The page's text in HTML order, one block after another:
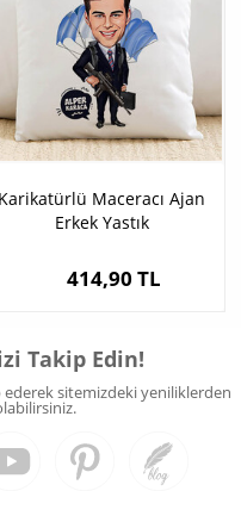
Karikatürlü Maceracı Ajan
Erkek Yastık
414,90 TL
Takip Edin!
ederek sitemizdeki yeniliklerden